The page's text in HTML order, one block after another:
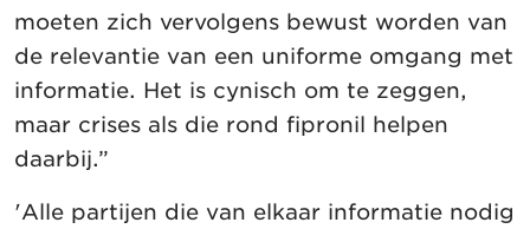
moeten zich vervolgens bewust worden van
de relevantie van een uniforme omgang met
informatie. Het is cynisch om te zeggen,
maar crises als die rond fipronil helpen
daarbij.”
'Alle partijen die van elkaar informatie nodig